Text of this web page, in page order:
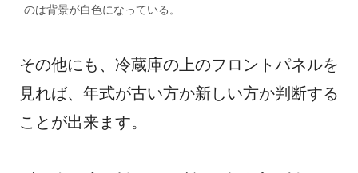
のは背景が白色になっている 。
その他にも、冷蔵庫の上のフロントパネルを
見れば、年式が古い方か新しい方か判断する
ことが出来ます。